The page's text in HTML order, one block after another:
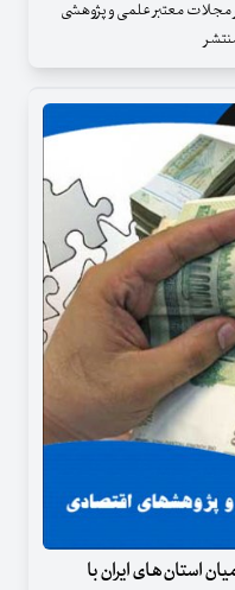
منبع که در مجلات معتبر علمی و پژوهشی
استان‌های ایران با